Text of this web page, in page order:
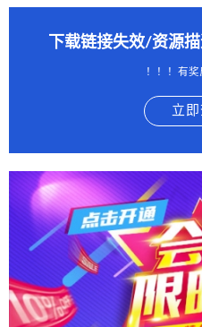
下载链接失效/资源
！！！有奖
立